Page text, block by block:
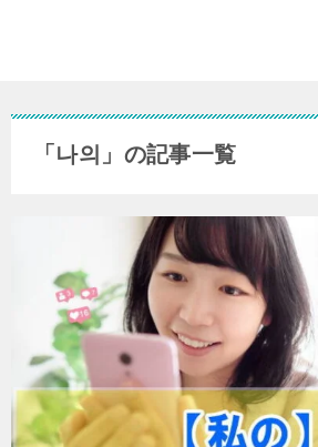
「나의」の記事一覧